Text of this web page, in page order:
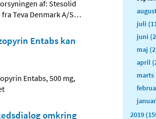
af: Stesolid
Teva Denmark A/S…
Entabs kan
Entabs, 500 mg,
omkring
juli
juni
maj
april
marts
2019